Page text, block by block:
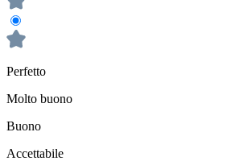
Perfetto
Molto buono
Buono
Accettabile